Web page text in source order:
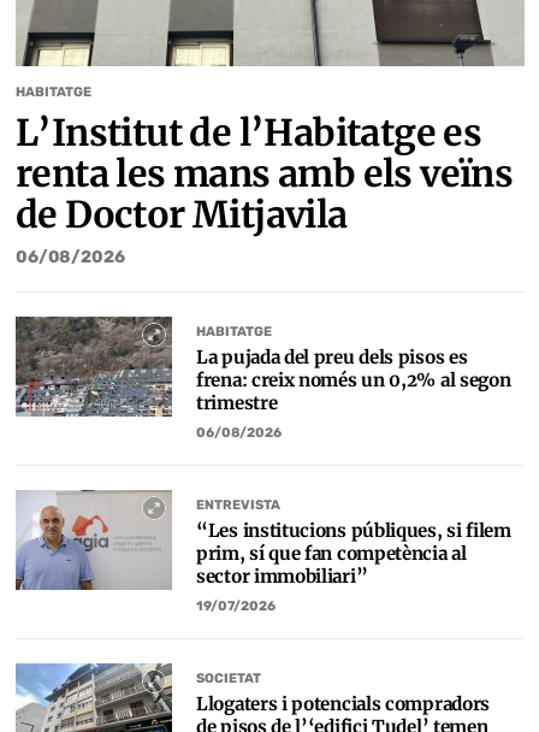
HABITATGE
L’Institut de l’Habitatge es
renta les mans amb els veïns
de Doctor Mitjavila
06/08/2026
HABITATGE
La pujada del preu dels pisos es
frena: creix només un 0,2% al segon
trimestre
06/08/2026
ENTREVISTA
“Les institucions públiques, si filem
prim, sí que fan competència al
sector immobiliari”
19/07/2026
SOCIETAT
Llogaters i potencials compradors
de pisos de l’‘edifici Tudel’ temen